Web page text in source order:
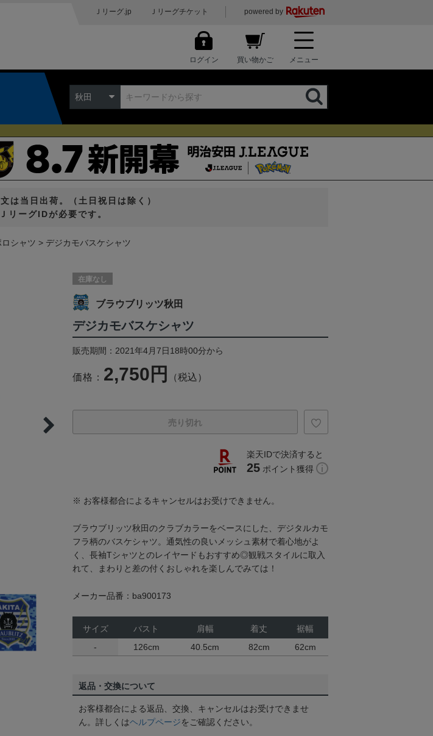
Ｊリーグ.jp Ｊリーグチケット powered by
ログイン 買い物かご メニュー
秋田
は当日出荷。（土日祝日は除く）
リーグIDが必要です。
シャツ デジカモバスケシャツ
在庫なし
ブラウブリッツ秋田
デジカモバスケシャツ
販売期間：2021年4月7日18時00分から
価格： 2,750円 （税込）
売り切れ
楽天IDで決済すると
25 ポイント獲得
※ お客様都合によるキャンセルはお受けできません。
ブラウブリッツ秋田のクラブカラーをベースにした、デジタルカモ
フラ柄のバスケシャツ。通気性の良いメッシュ素材で着心地がよ
く、長袖Tシャツとのレイヤードもおすすめ◎観戦スタイルに取入
れて、まわりと差の付くおしゃれを楽しんでみては！
メーカー品番：ba900173
サイズ バスト 肩幅 着丈
裾幅
-
126cm 40.5cm 82cm 62cm
返品・交換について
お客様都合による返品、交換、キャンセルはお受けできませ
ん。詳しくはヘルプページをご確認ください。